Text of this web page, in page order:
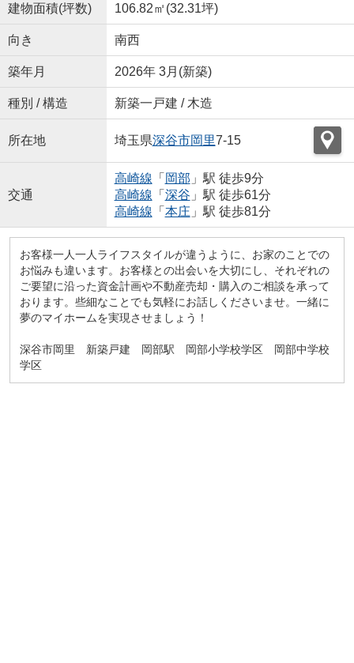
建物面積(坪数) 106.82㎡(32.31坪)
向き 南西
築年月 2026年 3月(新築)
種別 / 構造 新築一戸建 / 木造
所在地 埼玉県深谷市岡里7-15
交通
高崎線 「 岡部 」駅 徒歩9分
高崎線 「 深谷 」駅 徒歩61分
高崎線 「 本庄 」駅 徒歩81分
お客様一人一人ライフスタイルが違うように、お家のことでの
お悩みも違います。お客様との出会いを大切にし、それぞれの
ご要望に沿った資金計画や不動産売却・購入のご相談を承って
おります。些細なことでも気軽にお話しくださいませ。一緒に
夢のマイホームを実現させましょう！
深谷市岡里 新築戸建 岡部駅 岡部小学校学区 岡部中学校
学区